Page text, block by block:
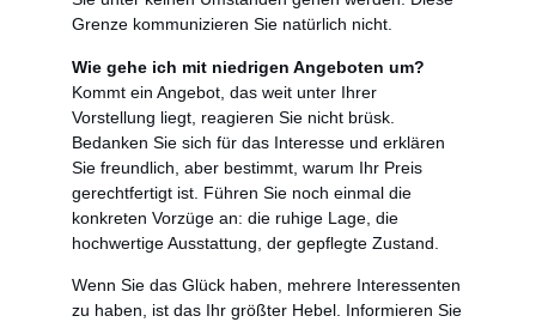
Grenze kommunizieren Sie natürlich nicht.
Wie gehe ich mit niedrigen Angeboten um?
Kommt ein Angebot, das weit unter Ihrer
Vorstellung liegt, reagieren Sie nicht brüsk.
Bedanken Sie sich für das Interesse und erklären
Sie freundlich, aber bestimmt, warum Ihr Preis
gerechtfertigt ist. Führen Sie noch einmal die
konkreten Vorzüge an: die ruhige Lage, die
hochwertige Ausstattung, der gepflegte Zustand.
Wenn Sie das Glück haben, mehrere Interessenten
zu haben, ist das Ihr größter Hebel. Informieren Sie